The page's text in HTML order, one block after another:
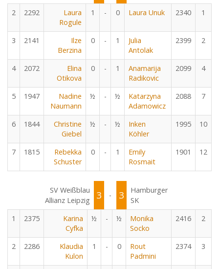
2
2292
Laura
Rogule
1 - 0 Laura Unuk 2340 1
3 2141
Ilze
Berzina
0 - 1
Julia
Antolak
2399 2
4 2072
Elina
Otikova
0 - 1
Anamarija
Radikovic
2099 4
5 1947
Nadine
Naumann
½ - ½
Katarzyna
Adamowicz
2088 7
6 1844
Christine
Giebel
½ - ½
Inken
Köhler
1995 10
7 1815
Rebekka
Schuster
0 - 1
Emily
Rosmait
1901 12
SV Weißblau
Allianz Leipzig
3 - 3
Hamburger
SK
1
2375
Karina
Cyfka
½ - ½
Monika
Socko
2416 2
2 2286
Klaudia
Kulon
1 - 0
Rout
Padmini
2374 3